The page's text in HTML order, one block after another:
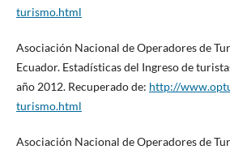
turismo.html
Asociación Nacional de Operadores de
Ecuador. Estadísticas del Ingreso de
año 2012. Recuperado de: http://
turismo.html
Asociación Nacional de Operadores de